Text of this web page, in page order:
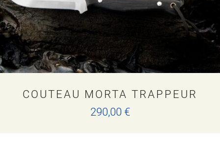
COUTEAU MORTA TRAPPEUR
290,00 €